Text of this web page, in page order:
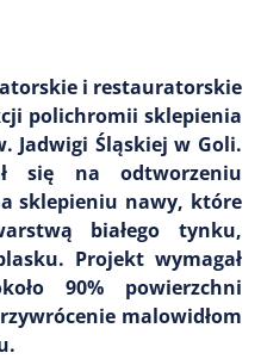
i restauratorskie
polichromii sklepienia
Jadwigi Śląskiej w Goli.
się na odtworzeniu
sklepieniu nawy, które
białego tynku,
Projekt wymagał
90% powierzchni
malowidłom